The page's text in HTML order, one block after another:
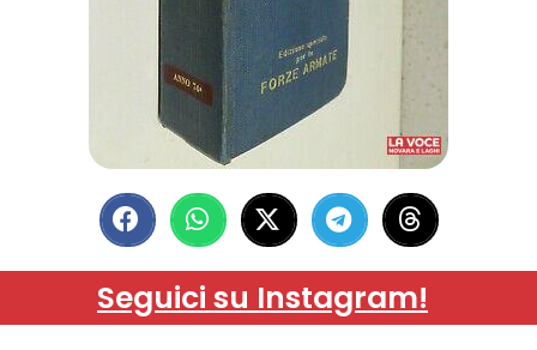
Seguici su Instagram!